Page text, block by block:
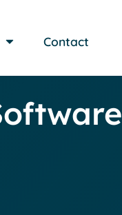
Contact